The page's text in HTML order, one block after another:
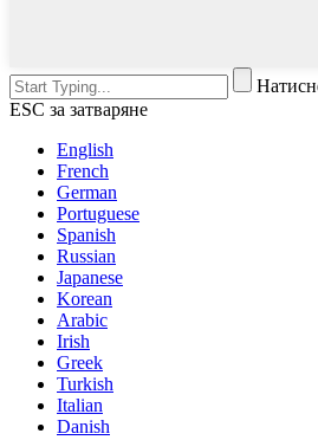
ESC за затваряне
English
French
German
Portuguese
Spanish
Russian
Japanese
Korean
Arabic
Irish
Greek
Turkish
Italian
Danish